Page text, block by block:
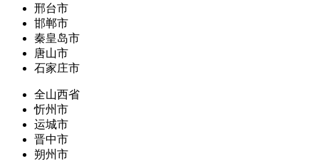
邢台市
邯郸市
秦皇岛市
唐山市
石家庄市
全山西省
忻州市
运城市
晋中市
朔州市